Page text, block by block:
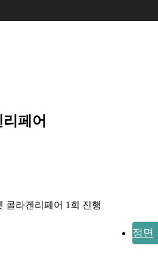
페어
콜라겐리페어 1회 진행
정면